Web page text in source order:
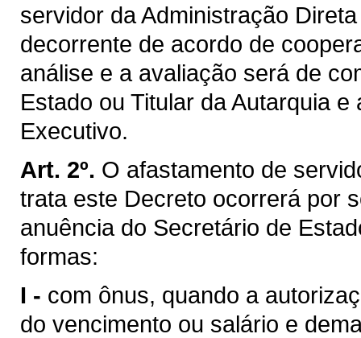
servidor da Administração
decorrente de acordo de
análise e a avaliação será de
Estado ou Titular da Autarquia
Executivo.
Art. 2º. O afastamento de
trata este Decreto ocorrerá por
anuência do Secretário de
formas:
I - com ônus, quando a
do vencimento ou salário e